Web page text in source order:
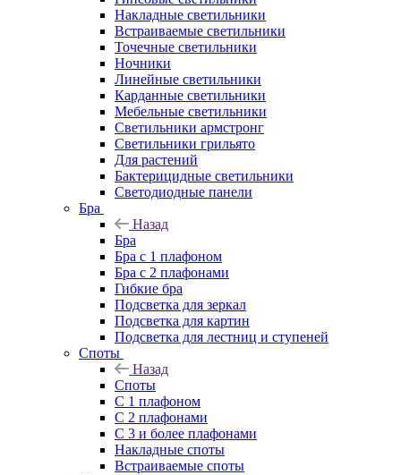
Накладные светильники
Встраиваемые светильники
Точечные светильники
Ночники
Линейные светильники
Карданные светильники
Мебельные светильники
Светильники армстронг
Светильники грильято
Для растений
Бактерицидные светильники
Светодиодные панели
Бра
Назад
Бра
Бра с 1 плафоном
Бра с 2 плафонами
Гибкие бра
Подсветка для зеркал
Подсветка для картин
Подсветка для лестниц и ступеней
Споты
Назад
Споты
С 1 плафоном
С 2 плафонами
С 3 и более плафонами
Накладные споты
Встраиваемые споты